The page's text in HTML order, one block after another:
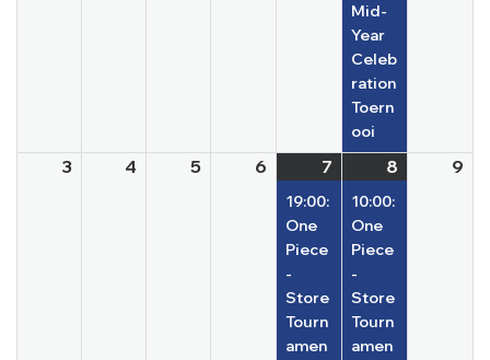
Mid-
Year
Celeb
ration
Toern
ooi
3 4 5 6 7
19:00:
One
Piece
-
Store
Tourn
amen
8
10:00:
One
Piece
-
Store
Tourn
amen
9